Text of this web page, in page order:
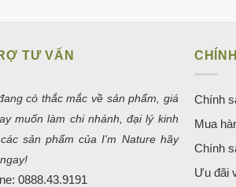
TƯ VẤN
có thắc mắc về sản phẩm, giá
muốn làm chi nhánh, đại lý kinh
sản phẩm của I'm Nature hãy
0888.43.9191
Chính
Mua
Chính
Ưu đãi